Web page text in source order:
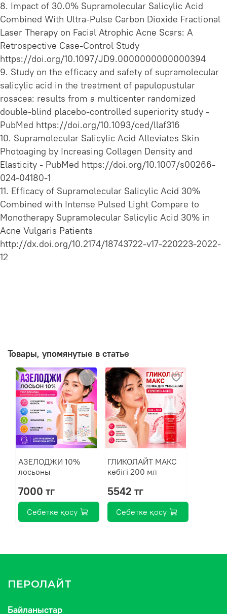
8. Impact of 30.0% Supramolecular Salicylic Acid
Combined With Ultra-Pulse Carbon Dioxide Fractional
Laser Therapy on Facial Atrophic Acne Scars: A
Retrospective Case-Control Study
https://doi.org/10.1097/JD9.0000000000000394
9. Study on the efficacy and safety of supramolecular
salicylic acid in the treatment of papulopustular
rosacea: results from a multicenter randomized
double-blind placebo-controlled superiority study -
PubMed https://doi.org/10.1093/ced/llaf316
10. Supramolecular Salicylic Acid Alleviates Skin
Photoaging by Increasing Collagen Density and
Elasticity - PubMed https://doi.org/10.1007/s00266-
024-04180-1
11. Efficacy of Supramolecular Salicylic Acid 30%
Combined with Intense Pulsed Light Compare to
Monotherapy Supramolecular Salicylic Acid 30% in
Acne Vulgaris Patients
http://dx.doi.org/10.2174/18743722-v17-220223-2022-
12
Товары, упомянутые в статье
АЗЕЛОДЖИ 10%
лосьоны
7000 тг
Себетке қосу
ГЛИКОЛАЙТ МАКС
көбігі 200 мл
5542 тг
Себетке қосу
ПЕРОЛАЙТ
Байланыстар